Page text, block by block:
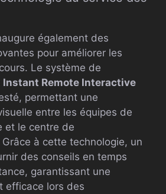
également des
pour améliorer les
Le système de
Instant Remote Interactive
permettant une
entre les équipes de
et le centre de
à cette technologie, un
des conseils en temps
garantissant une
efficace lors des